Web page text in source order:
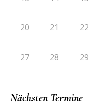
20 21 22
27 28 29
Nächsten Termine